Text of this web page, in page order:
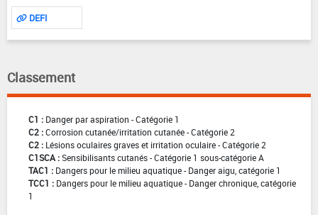
DEFI
Classement
C1 : Danger par aspiration - Catégorie 1
C2 :Corrosion cutanée/irritation cutanée - Catégorie 2
C2 : Lésions oculaires graves et irritation oculaire - Catégorie 2
C1SCA :Sensibilisants cutanés - Catégorie 1 sous-catégorie A
TAC1 : Dangers pour le milieu aquatique - Danger aigu, catégorie 1
TCC1 : Dangers pour le milieu aquatique - Danger chronique, catégorie
1